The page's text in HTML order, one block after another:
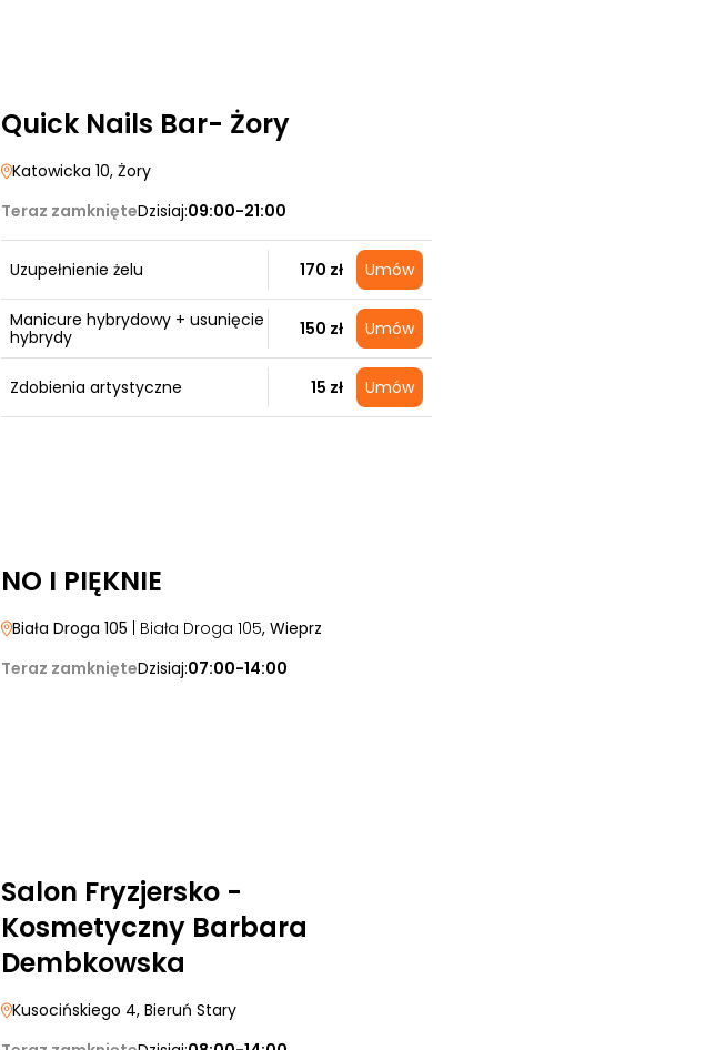
Quick Nails Bar- Żory
Katowicka 10, Żory
Teraz zamknięteDzisiaj:09:00-21:00
Uzupełnienie żelu 170 zł Umów
Manicure hybrydowy + usunięcie
hybrydy
150 zł Umów
Zdobienia artystyczne 15 zł Umów
NO I PIĘKNIE
Biała Droga 105 | Biała Droga 105, Wieprz
Teraz zamknięteDzisiaj:07:00-14:00
Salon Fryzjersko -
Kosmetyczny Barbara
Dembkowska
Kusocińskiego 4, Bieruń Stary